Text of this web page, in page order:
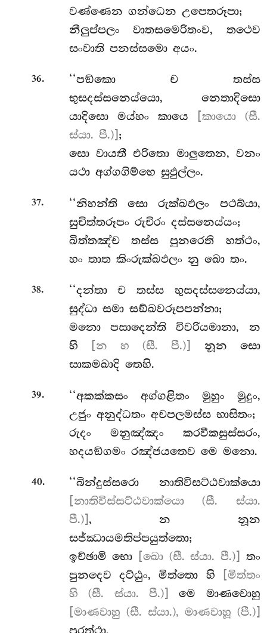
වණ්ණෙන ගන්ධෙන උපෙතරූපා;
නීලුප්පලං වාතසමෙරිතංව, තථෙව
සංවාති පනස්සමො අයං.
36.
‘‘පඞ්කො ච තස්ස
භුසදස්සනෙය්යො, නෙතාදිසො
යාදිසො මය්හං කායෙ
[කායො (සී.
ස්යා. පී.)] ;
සො වායතී එරිතො මාලුතෙන, වනං
යථා අග්ගගිම්හෙ සුඵුල්ලං.
37. ‘‘නිහන්තිසො රුක්ඛඵලං පථබ්යා,
සුචිත්තරූපං රුචිරං දස්සනෙය්යං;
ඛිත්තඤ්ච තස්ස පුනරෙති හත්ථං,
හං තාත කිංරුක්ඛඵලං නු ඛො තං.
38.
‘‘දන්තා ච තස්ස භුසදස්සනෙය්යා,
සුද්ධා සමා සඞ්ඛවරූපපන්නා;
මනො පසාදෙන්ති විවරියමානා, න
හි
[න හ (සී. පී.)]
නූන සො
සාකමඛාදි තෙහි.
39. ‘‘අකක්කසං අග්ගළිතං මුහුං මුදුං,
උජුං අනුද්ධතං අචපලමස්ස භාසිතං;
රුදං මනුඤ්ඤං කරවීකසුස්සරං,
හදයඞ්ගමං රඤ්ජයතෙව මෙ මනො.
40.
‘‘බින්දුස්සරො නාතිවිසට්ඨවාක්යො
[නාතිවිස්සට්ඨවාක්යො (සී. ස්යා.
පී.)] , න නූන
සජ්ඣායමතිප්පයුත්තො;
ඉච්ඡාමි භො
[ඛො (සී. ස්යා. පී.)]
තං
පුනදෙව දට්ඨුං, මිත්තො හි
[මිත්තං
හි (සී. ස්යා. පී.)]
මෙ මාණවොහු
[මාණවාහු (සී. ස්යා.), මාණවාහූ (පී.)]